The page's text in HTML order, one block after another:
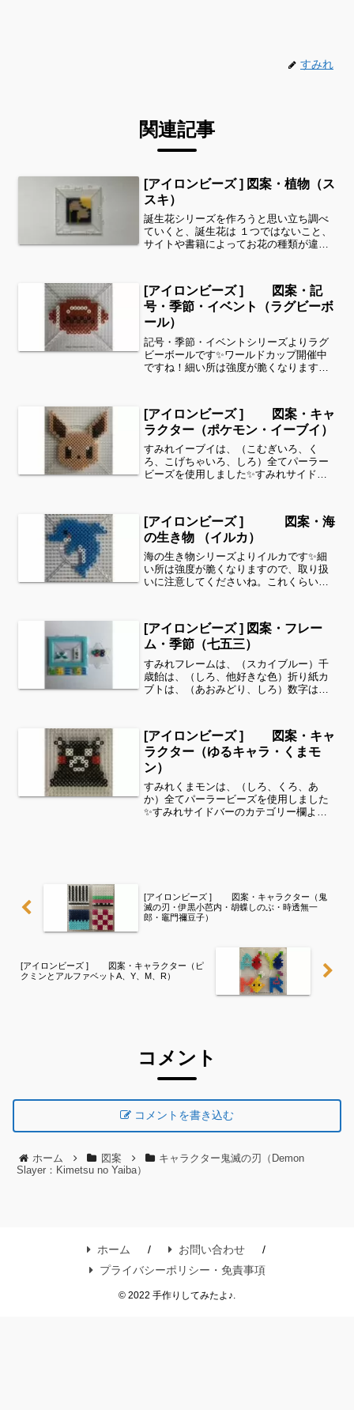
すみれ
関連記事
[アイロンビーズ ] 図案・植物（ス
スキ）
誕生花シリーズを作ろうと思い立ち調べ
ていくと、誕生花は １つではないこと、
サイトや書籍によってお花の種類が違う
ますね✨ここで紹介する誕生花は、いく
つかの資料の中から私が...
[アイロンビーズ ] 図案・記
号・季節・イベント（ラグビーボ
ール）
記号・季節・イベントシリーズよりラグ
ビーボールです✨ワールドカップ開催中
ですね！細い所は強度が脆くなりますの
ちょうど良いようです。全部作ることが
難しい時は、ある程度の形...
[アイロンビーズ ] 図案・キャ
ラクター（ポケモン・イーブイ）
すみれイーブイは、（こむぎいろ、く
ろ、こげちゃいろ、しろ）全てパーラー
ビーズを使用しました✨すみれサイドバ
時間がありましたら、他の図案もぜひ覗
いてみてください^ ^キャ...
[アイロンビーズ ] 図案・海
の生き物 （イルカ）
海の生き物シリーズよりイルカです✨細
い所は強度が脆くなりますので、取り扱
いに注意してくださいね。これくらいの
は、ある程度の形を先に作ってあげて、
「○色だけ埋めてみてね」等...
[アイロンビーズ ] 図案・フレー
ム・季節（七五三）
すみれフレームは、（スカイブルー）千
歳飴は、（しろ、他好きな色）折り紙カ
ブトは、（あおみどり、しろ）数字は、
さき、あお、しろ）全てパーラービーズ
を使用しました✨すみれサイ...
[アイロンビーズ ] 図案・キャ
ラクター（ゆるキャラ・くまモ
ン）
すみれくまモンは、（しろ、くろ、あ
か）全てパーラービーズを使用しました
✨すみれサイドバーのカテゴリー欄よ
[アイロンビーズ ] 図案・キャラクター（鬼
滅の刃・伊黒小芭内・胡蝶しのぶ・時透無一
郎・竈門禰󠄀豆子）
[アイロンビーズ ] 図案・キャラクター（ピ
クミンとアルファベットA、Y、M、R）
コメント
コメントを書き込む
ホーム 図案
キャラクター鬼滅の刃（Demon
Slayer：Kimetsu no Yaiba）
ホーム
お問い合わせ
プライバシーポリシー・免責事項
© 2022 手作りしてみたよ♪.